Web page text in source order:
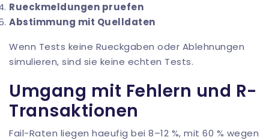
Rueckmeldungen pruefen
Abstimmung mit Quelldaten
Wenn Tests keine Rueckgaben oder Ablehnungen
simulieren, sind sie keine echten Tests.
Umgang mit Fehlern und R-
Transaktionen
Fail-Raten liegen haeufig bei 8–12 %, mit 60 % wegen